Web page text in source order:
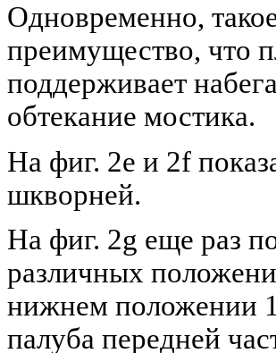
Одновременно,
преимущество, что
поддерживает
обтекание мостика.
На фиг. 2е и 2f
шкворней.
На фиг. 2g еще раз
различных
нижнем положении
палуба передней